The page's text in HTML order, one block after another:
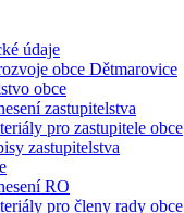
údaje
obce Dětmarovice
obce
zastupitelstva
pro zastupitele obce
zastupitelstva
RO
pro členy rady obce